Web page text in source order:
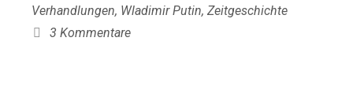
Verhandlungen, Wladimir Putin, Zeitgeschichte
3 Kommentare